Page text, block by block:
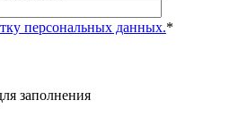
персональных данных.*
заполнения